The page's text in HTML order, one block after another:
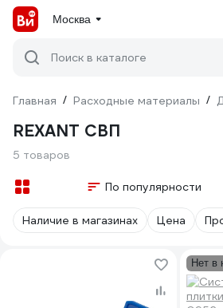
Москва
Поиск в каталоге
Главная / Расходные материалы /
REXANT СВП
5 товаров
По популярности
Наличие в магазинах Цена
Нет в